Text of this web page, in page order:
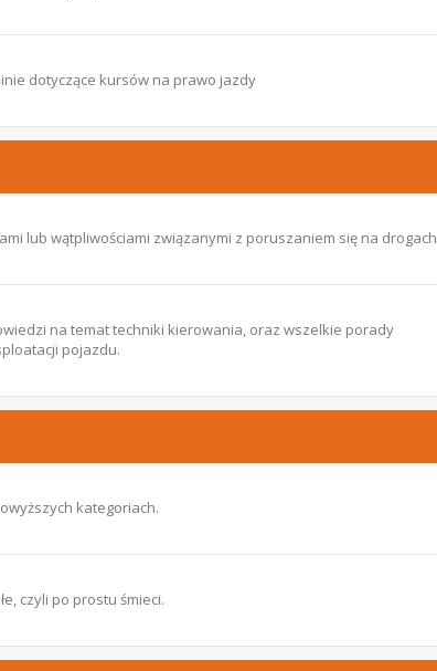
dotyczące kursów na prawo jazdy
lub wątpliwościami związanymi z poruszaniem się na drogach
na temat techniki kierowania, oraz wszelkie porady
pojazdu.
kategoriach.
czyli po prostu śmieci.